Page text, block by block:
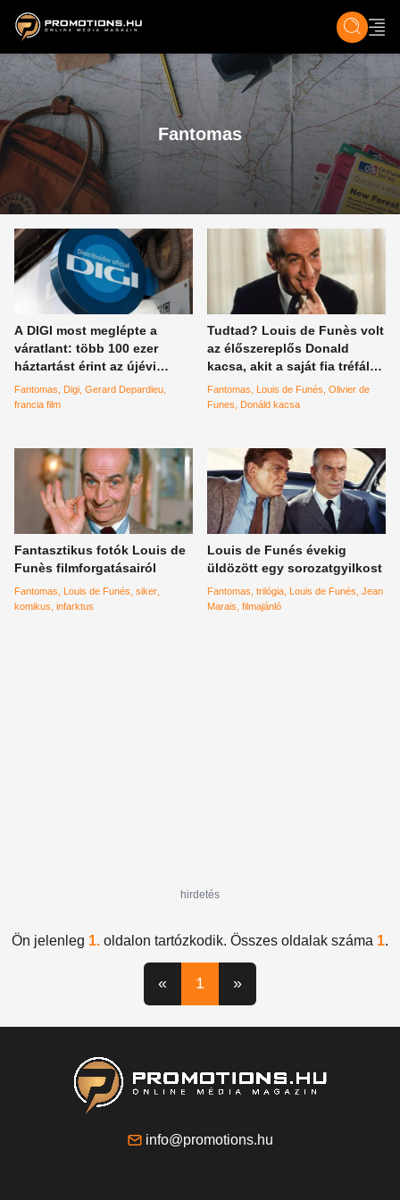
ZENE, FILM & KULT ÉLET TECH &
Fantomas
A DIGI most meglépte a
váratlant: több 100 ezer
háztartást érint az újévi
bejelentésük, az előfizetők
dúskálni fognak az
Fantomas Digi Gerard Depardieu
francia film
Tudtad? Louis de Funès volt
az élőszereplős Donald
kacsa, akit a saját fia tréfált
meg a Fantomas-ban
Fantomas Louis de Funés Olivier de
Funes
Donáld kacsa
Fantasztikus fotók Louis de
Funès filmforgatásairól
Fantomas Louis de Funés siker
komikus infarktus
Louis de Funés évekig
üldözött egy sorozatgyilkost
Fantomas trilógia Louis de Funés Jean
Marais filmajánló
hirdetés
Ön jelenleg 1. oldalon tartózkodik. Összes oldalak száma 1.
« 1 »
info@promotions.hu